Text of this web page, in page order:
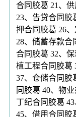
合同胶葛 21、
23、告贷合同胶
押合同胶葛 26
28、储蓄存款合
合同胶葛 32、
植工程合同胶葛
37、仓储合同胶
同胶葛 40、物
丁纪合同胶葛
45、借用合同胶